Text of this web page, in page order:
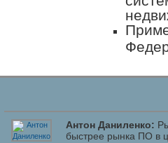
Антон Даниленко:
быстрее рынка ПО в